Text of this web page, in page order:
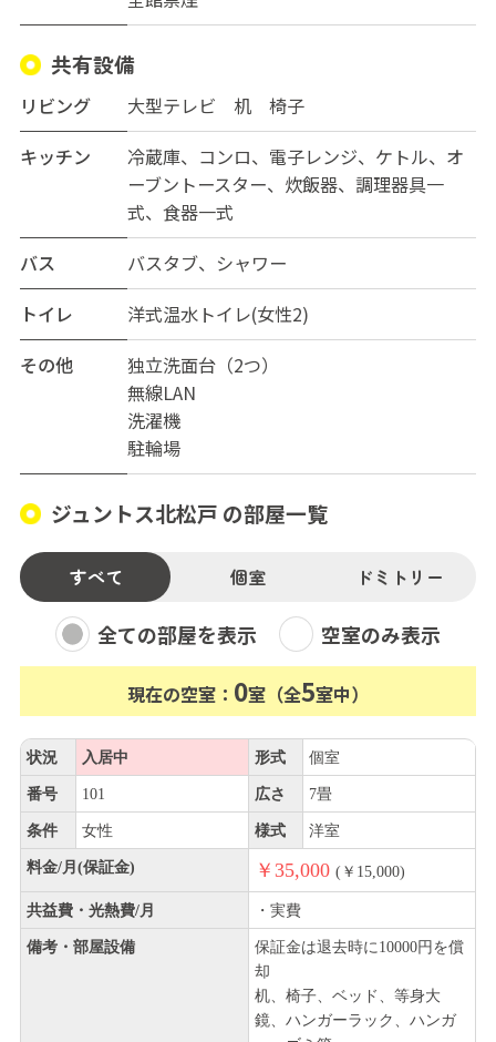
ゼット(一部の部屋)、ハンガー、ゴミ箱、等をご用意して
おります。トイレの数、洗濯機の数的に待ち時間のスト
レスもございません。
玄関は安心オートロック式、テレビモニターフォン、セ
ンサー付き照明になっておりセキュリティも安心です。
大手町や表参道まで１本の千代田線直通常磐線「北松戸
駅」から徒歩7分。北松戸駅の改札を出て、7分ほどで
や、ドラッグストア、飲食店、コンビニエンスストア、ダ
イソーと駅前が充実しております。
上野駅 25分
秋葉原駅 30分
と都心のアクセスも抜群です♪
共有設備
リビング
大型テレビ 机 椅子
キッチン
冷蔵庫、コンロ、電子レンジ、ケトル、オ
ーブントースター、炊飯器、調理器具一
式、食器一式
バス
バスタブ、シャワー
トイレ
洋式温水トイレ(女性2)
その他
独立洗面台（2つ）
無線LAN
洗濯機
駐輪場
ジュントス北松戸 の部屋一覧
すべて 個室 ドミトリー
全ての部屋を表示 空室のみ表示
現在の空室： 0室（全5室中）
状況 入居中 形式 個室
番号 101 広さ 7畳
条件 女性 様式 洋室
料金/月(保証金) ￥35,000 (￥15,000)
共益費・光熱費/月 ・実費
備考・部屋設備
保証金は退去時に10000円を償
却
机、椅子、ベッド、等身大
鏡、ハンガーラック、ハンガ